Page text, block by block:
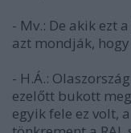
- Mv.: De akik ezt
azt mondják,
- H.Á.:
ezelőtt bukott
egyik fele ez volt,